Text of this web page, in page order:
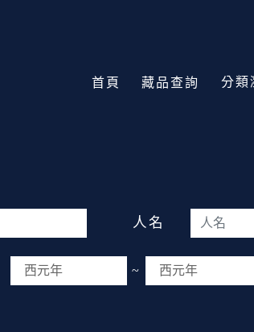
首頁 藏品查詢 分類
人名
~